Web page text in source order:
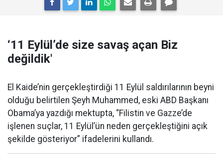
‘11 Eylül’de size savaş açan Biz
değildik'
El Kaide’nin gerçekleştirdiği 11 Eylül saldırılarının beyni
olduğu belirtilen Şeyh Muhammed, eski ABD Başkanı
Obama’ya yazdığı mektupta, “Filistin ve Gazze’de
işlenen suçlar, 11 Eylül’ün neden gerçekleştiğini açık
şekilde gösteriyor” ifadelerini kullandı.